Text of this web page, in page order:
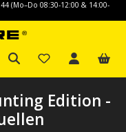
(Mo–Do 08:30-12:00 & 14:00-
Edition -